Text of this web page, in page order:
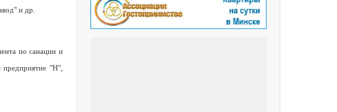
и др.
по санации и
"Н",